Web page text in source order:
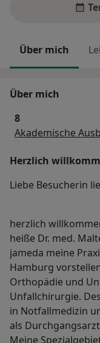
Über mich
Über mich
8
Akademische
Herzlich
Liebe Besucherin
herzlich
heiße Dr. med.
jameda meine
Hamburg
Orthopädie und
Unfallchirurgie.
in Notfallmedizin
als
Meine